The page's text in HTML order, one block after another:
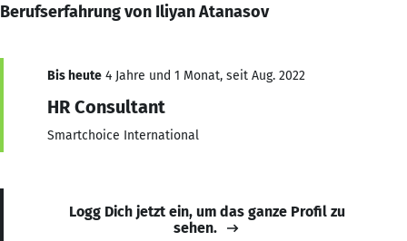
Berufserfahrung von Iliyan Atanasov
Bis heute 4 Jahre und 1 Monat, seit Aug. 2022
HR Consultant
Smartchoice International
Logg Dich jetzt ein, um das ganze Profil zu
sehen.